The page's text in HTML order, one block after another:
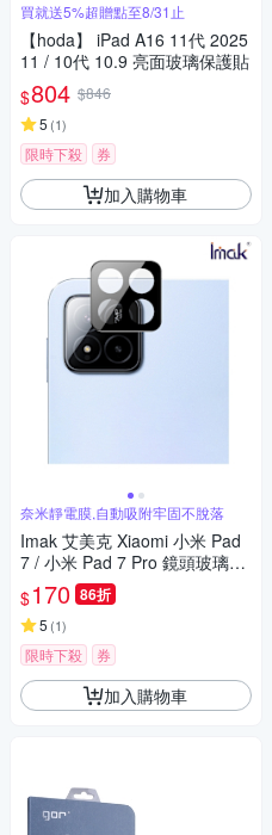
買就送5%超贈點至8/31止
【hoda】 iPad A16 11代 2025
11 / 10代 10.9 亮面玻璃保護貼
$804 $846
5 (1)
限時下殺 券
加入購物車
奈米靜電膜,自動吸附牢固不脫落
Imak 艾美克 Xiaomi 小米 Pad
7 / 小米 Pad 7 Pro 鏡頭玻璃貼
(一體式)(曜黑版)
$170 86折
5 (1)
限時下殺 券
加入購物車